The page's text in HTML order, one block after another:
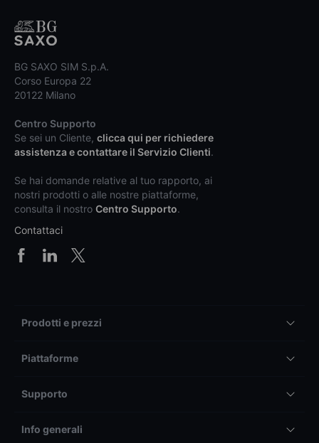
BG SAXO SIM S.p.A.
Corso Europa 22
20122 Milano
Centro Supporto
Se sei un Cliente, clicca qui per richiedere
assistenza e contattare il Servizio Clienti.
Se hai domande relative al tuo rapporto, ai
nostri prodotti o alle nostre piattaforme,
consulta il nostro Centro Supporto.
Contattaci
Prodotti e prezzi
Piattaforme
Supporto
Info generali